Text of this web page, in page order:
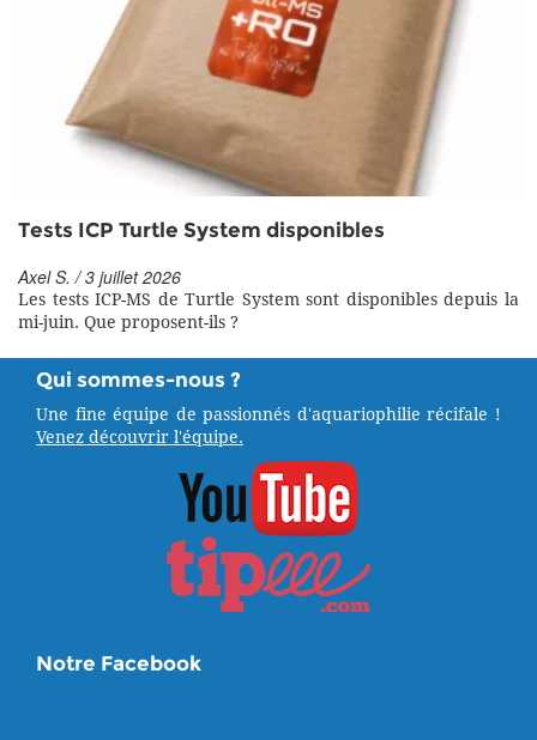
Tests ICP Turtle System disponibles
Axel S. / 3 juillet 2026
Les tests ICP-MS de Turtle System sont disponibles depuis la
mi-juin. Que proposent-ils ?
Qui sommes-nous ?
Une fine équipe de passionnés d'aquariophilie récifale !
Venez découvrir l'équipe.
Notre Facebook